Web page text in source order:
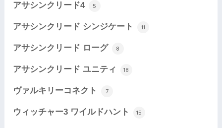
アサシンクリード4 5
アサシンクリード シンジケート 11
アサシンクリード ローグ 8
アサシンクリード ユニティ 18
ヴァルキリーコネクト 7
ウィッチャー3 ワイルドハント 15